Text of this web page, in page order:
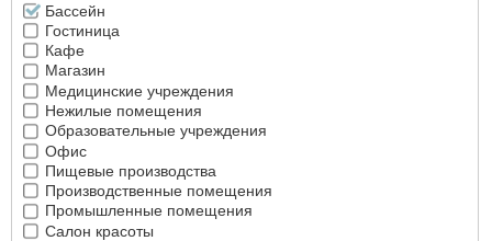
Бассейн
Гостиница
Кафе
Магазин
Медицинские учреждения
Нежилые помещения
Образовательные учреждения
Офис
Пищевые производства
Производственные помещения
Промышленные помещения
Салон красоты